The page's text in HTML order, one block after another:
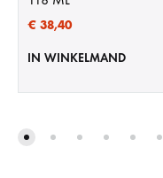
€ 38,40
IN WINKELMAND